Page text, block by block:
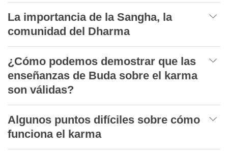
La importancia de la Sangha, la
comunidad del Dharma
¿Cómo podemos demostrar que las
enseñanzas de Buda sobre el karma
son válidas?
Algunos puntos difíciles sobre cómo
funciona el karma